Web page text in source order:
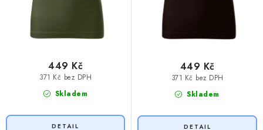
Skladem
371 Kč bez DPH
449 Kč
Skladem
371 Kč bez DPH
449 Kč